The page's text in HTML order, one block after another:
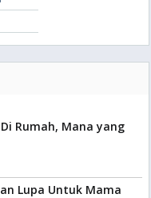
Rumah, Mana yang
Lupa Untuk Mama